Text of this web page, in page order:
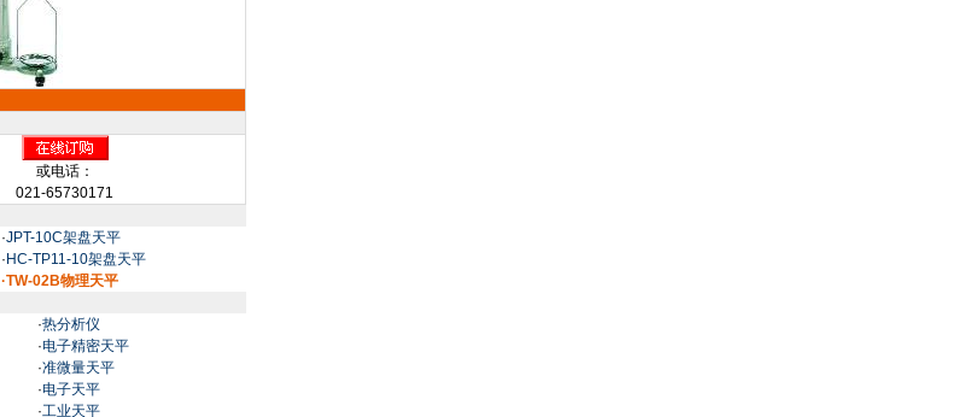
或电话：
021-65730171
·JPT-10C架盘天平
· HC-TP11-10架盘天平
·TW-02B物理天平
·热分析仪
·电子精密天平
·准微量天平
·电子天平
·工业天平